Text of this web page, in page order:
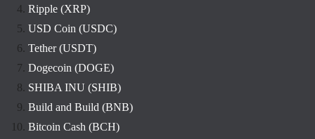
Ripple (XRP)
USD Coin (USDC)
Tether (USDT)
Dogecoin (DOGE)
SHIBA INU (SHIB)
Build and Build (BNB)
Bitcoin Cash (BCH)